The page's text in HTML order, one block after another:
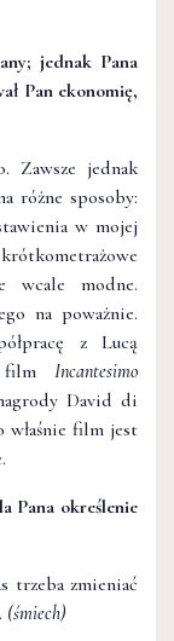
jednak Pana
Pan ekonomię,
Zawsze jednak
różne sposoby:
w mojej
modne.
na poważnie.
z Lucą
film Incantesimo
David di
właśnie film jest
Pana określenie
trzeba zmieniać
(śmiech)